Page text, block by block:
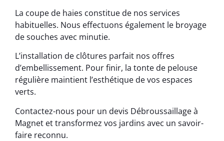
La coupe de haies constitue de nos services
habituelles. Nous effectuons également le broyage
de souches avec minutie.
L’installation de clôtures parfait nos offres
d’embellissement. Pour finir, la tonte de pelouse
régulière maintient l’esthétique de vos espaces
verts.
Contactez-nous pour un devis Débroussaillage à
Magnet et transformez vos jardins avec un savoir-
faire reconnu.